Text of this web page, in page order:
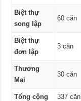
Biệt thự
song lập
60 căn
Biệt thự
đơn lập
3 căn
Thương
Mại
30 căn
Tổng cộng 337 căn